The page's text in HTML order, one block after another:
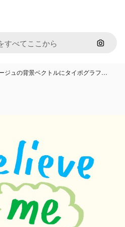
画像で
ジュの背景ベクトルにタイポグラフ…